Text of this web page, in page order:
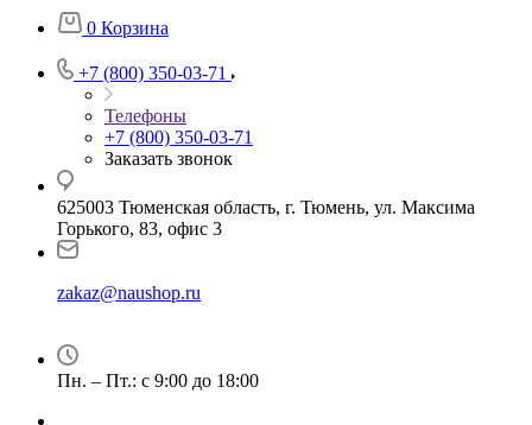
0 Корзина
+7 (800) 350-03-71
Телефоны
+7 (800) 350-03-71
Заказать звонок
625003 Тюменская область, г. Тюмень, ул. Максима
Горького, 83, офис 3
zakaz@naushop.ru
Пн. – Пт.: с 9:00 до 18:00